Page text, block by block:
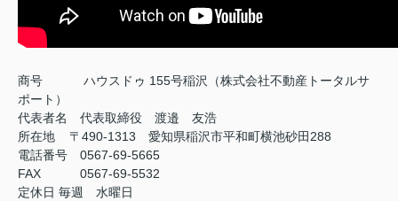
商号
ハウスドゥ 155号稲沢（株式会社不動産トータルサ
ポート）
代表者名 代表取締役 渡邉 友浩
所在地 〒490-1313 愛知県稲沢市平和町横池砂田288
電話番号 0567-69-5665
FAX
0567-69-5532
定休日 毎週 水曜日